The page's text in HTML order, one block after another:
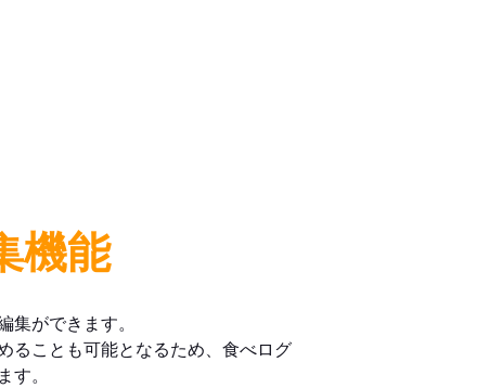
機能
ができます。
ることも可能となるため、食べログ
。